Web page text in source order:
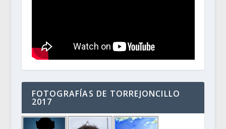
FOTOGRAFÍAS DE TORREJONCILLO
2017